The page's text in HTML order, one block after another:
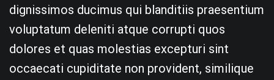
dignissimos ducimus qui blanditiis praesentium
voluptatum deleniti atque corrupti quos
dolores et quas molestias excepturi sint
occaecati cupiditate non provident, similique